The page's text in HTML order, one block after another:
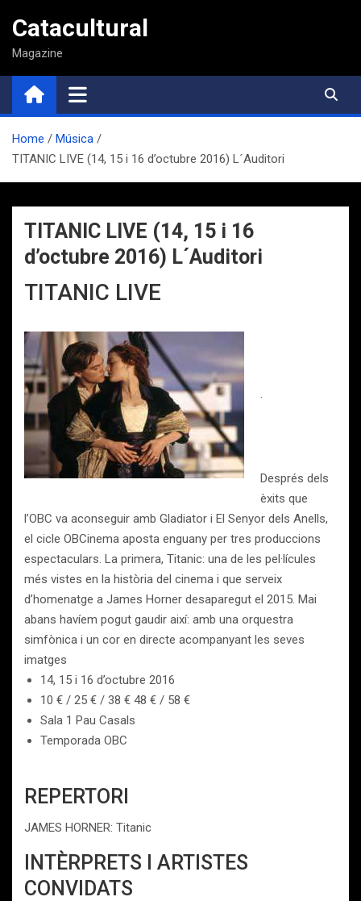
contenido
Catacultural
Magazine
Home
Música
TITANIC LIVE (14, 15 i 16 d’octubre 2016) L´Auditori
TITANIC LIVE (14, 15 i 16
d’octubre 2016) L´Auditori
TITANIC LIVE
.
Després dels
èxits que
l’OBC va aconseguir amb Gladiator i El Senyor dels Anells,
el cicle OBCinema aposta enguany per tres produccions
espectaculars. La primera, Titanic: una de les pel·lícules
més vistes en la història del cinema i que serveix
d’homenatge a James Horner desaparegut el 2015. Mai
abans havíem pogut gaudir així: amb una orquestra
simfònica i un cor en directe acompanyant les seves
imatges
14, 15 i 16 d’octubre 2016
10 € / 25 € / 38 € 48 € / 58 €
Sala 1 Pau Casals
Temporada OBC
REPERTORI
JAMES HORNER: Titanic
INTÈRPRETS I ARTISTES
CONVIDATS